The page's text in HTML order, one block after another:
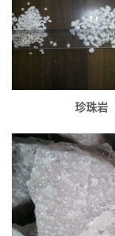
珍珠岩